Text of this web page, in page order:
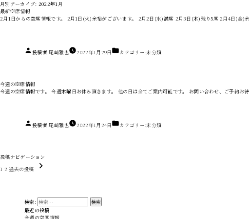
月別アーカイブ: 2022年1月
最新空席情報
2月1日からの空席情報です。 2月1日(火)余裕がございます。 2月2日(水)満席 2月3日(木)残り5席 2月4日(
投稿者:尾崎雅也 2022年1月29日 カテゴリー:未分類
今週の空席情報
今週の空席情報です。 今週木曜日お休み頂きます。 他の日は全てご案内可能です。 お問い合わせ、ご予約お待
投稿者:尾崎雅也 2022年1月24日 カテゴリー:未分類
投稿ナビゲーション
1 2 過去の投稿
検索:
最近の投稿
今週の空席情報